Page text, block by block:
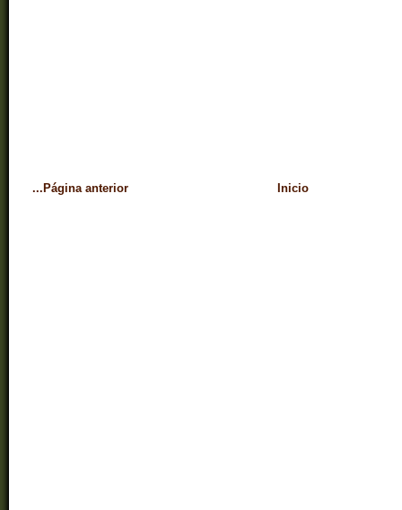
...Página anterior Inicio